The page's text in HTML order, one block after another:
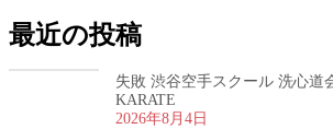
最近の投稿
失敗 渋谷空手スクール 洗心道
KARATE
2026年8月4日